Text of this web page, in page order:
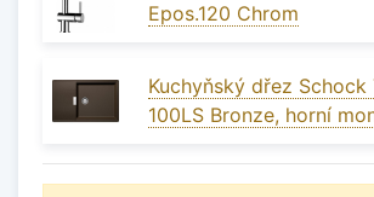
Epos.120 Chrom
Kuchyňský dřez Schock
100LS Bronze, horní